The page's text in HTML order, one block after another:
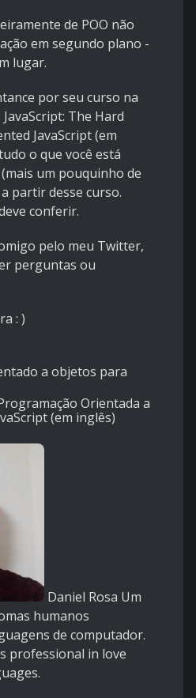
de POO não
em segundo plano -
lugar.
por seu curso na
JavaScript: The Hard
JavaScript(em
o que você está
um pouquinho de
partir desse curso.
conferir.
pelo meu Twitter,
perguntas ou
: )
a objetos para
Orientada a
(em inglês)
Daniel Rosa Um
humanos
de computador.
professional in love